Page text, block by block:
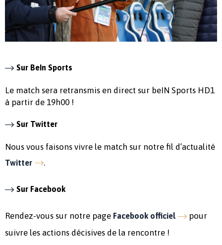
Sur BeIn Sports
Le match sera retransmis en direct sur beIN Sports HD1
à partir de 19h00 !
Sur Twitter
Nous vous faisons vivre le match sur notre fil d’actualité
Twitter .
Sur Facebook
Rendez-vous sur notre page Facebook officiel
pour
suivre les actions décisives de la rencontre !